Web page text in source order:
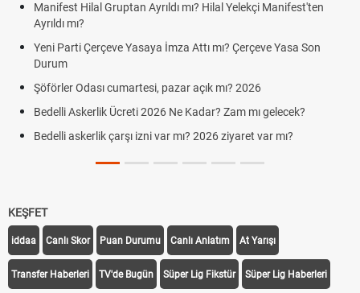
Manifest Hilal Gruptan Ayrıldı mı? Hilal Yelekçi Manifest'ten
Ayrıldı mı?
Yeni Parti Çerçeve Yasaya İmza Attı mı? Çerçeve Yasa Son
Durum
Şöförler Odası cumartesi, pazar açık mı? 2026
Bedelli Askerlik Ücreti 2026 Ne Kadar? Zam mı gelecek?
Bedelli askerlik çarşı izni var mı? 2026 ziyaret var mı?
KEŞFET
iddaa Canlı Skor Puan Durumu Canlı Anlatım At Yarışı
Transfer Haberleri TV'de Bugün Süper Lig Fikstür Süper Lig Haberleri